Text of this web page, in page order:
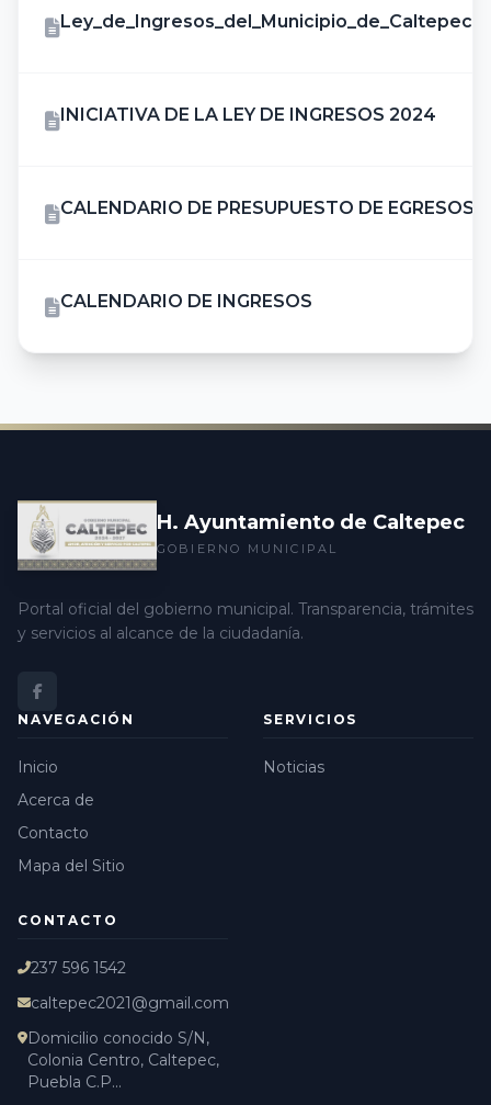
INICIATIVA DE LA LEY DE INGRESOS 2024
CALENDARIO DE PRESUPUESTO DE EGRESOS
CALENDARIO DE INGRESOS
H. Ayuntamiento de Caltepec
GOBIERNO MUNICIPAL
Portal oficial del gobierno municipal. Transparencia, trámites
y servicios al alcance de la ciudadanía.
NAVEGACIÓN
Inicio
Acerca de
Contacto
Mapa del Sitio
SERVICIOS
Noticias
CONTACTO
237 596 1542
caltepec2021@gmail.com
Domicilio conocido S/N,
Colonia Centro, Caltepec,
Puebla C.P...